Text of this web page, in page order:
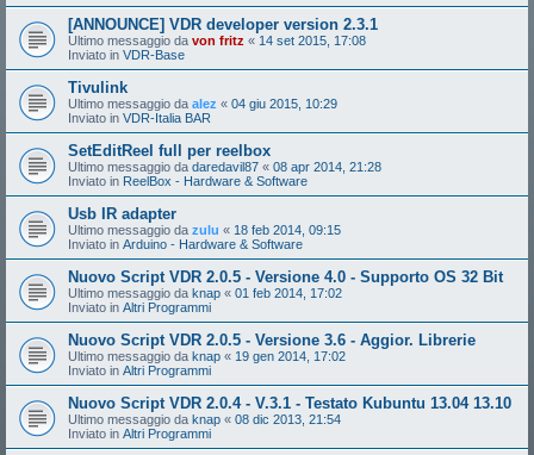
[ANNOUNCE] VDR developer version 2.3.1
Ultimo messaggio da von fritz « 14 set 2015, 17:08
Inviato in VDR-Base
Tivulink
Ultimo messaggio da alez « 04 giu 2015, 10:29
Inviato in VDR-Italia BAR
SetEditReel full per reelbox
Ultimo messaggio da daredavil87 « 08 apr 2014, 21:28
Inviato in ReelBox - Hardware & Software
Usb IR adapter
Ultimo messaggio da zulu « 18 feb 2014, 09:15
Inviato in Arduino - Hardware & Software
Nuovo Script VDR 2.0.5 - Versione 4.0 - Supporto OS 32 Bit
Ultimo messaggio da knap « 01 feb 2014, 17:02
Inviato in Altri Programmi
Nuovo Script VDR 2.0.5 - Versione 3.6 - Aggior. Librerie
Ultimo messaggio da knap « 19 gen 2014, 17:02
Inviato in Altri Programmi
Nuovo Script VDR 2.0.4 - V.3.1 - Testato Kubuntu 13.04 13.10
Ultimo messaggio da knap « 08 dic 2013, 21:54
Inviato in Altri Programmi